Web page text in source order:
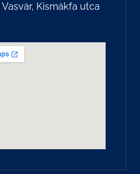
Kismákfa utca